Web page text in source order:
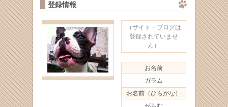
登録情報
（サイト・ブログは
登録されていませ
ん）
お名前
ガラム
お名前（ひらがな）